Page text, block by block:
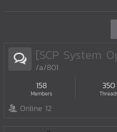
[SCP System
/a/801
158
Members
350
Online 12